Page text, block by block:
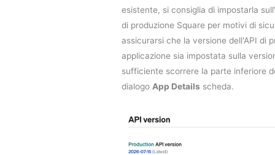
esistente, si consiglia di impostarla
di produzione Square per motivi di
assicurarsi che la versione dell'API di
applicazione sia impostata sulla
sufficiente scorrere la parte inferiore
dialogo App Details scheda.